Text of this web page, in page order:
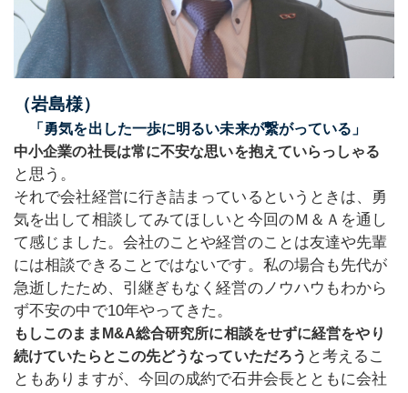
（岩島様）
「勇気を出した一歩に明るい未来が繋がっている」
中小企業の社長は常に不安な思いを抱えていらっしゃる
と思う。
それで会社経営に行き詰まっているというときは、勇
気を出して相談してみてほしいと今回のＭ＆Ａを通し
て感じました。会社のことや経営のことは友達や先輩
には相談できることではないです。私の場合も先代が
急逝したため、引継ぎもなく経営のノウハウもわから
ず不安の中で10年やってきた。
もしこのままM&A総合研究所に相談をせずに経営をやり
続けていたらとこの先どうなっていただろう と考えるこ
ともありますが、今回の成約で石井会長とともに会社